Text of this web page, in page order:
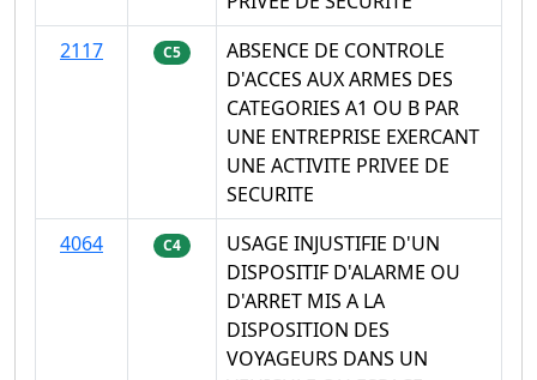
2117
C5
ABSENCE DE CONTROLE
D'ACCES AUX ARMES DES
CATEGORIES A1 OU B PAR
UNE ENTREPRISE EXERCANT
UNE ACTIVITE PRIVEE DE
SECURITE
4064
C4
USAGE INJUSTIFIE D'UN
DISPOSITIF D'ALARME OU
D'ARRET MIS A LA
DISPOSITION DES
VOYAGEURS DANS UN